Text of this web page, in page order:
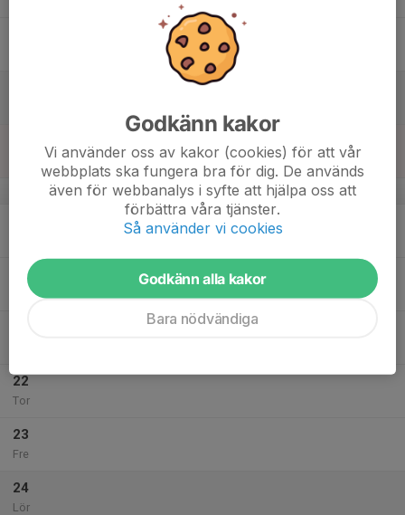
v.43
20
22
Tor
23
Fre
24
Lör
Godkänn kakor
Vi använder oss av kakor (cookies) för att vår
webbplats ska fungera bra för dig. De används
även för webbanalys i syfte att hjälpa oss att
förbättra våra tjänster.
Så använder vi cookies
Godkänn alla kakor
Bara nödvändiga